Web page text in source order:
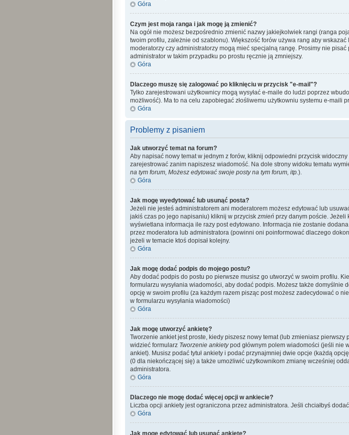
Góra
Czym jest moja ranga i jak mogę ją zmienić?
Na ogół nie możesz bezpośrednio zmienić nazwy jakiejkolwiek rangi (ranga
twoim profilu, zależnie od szablonu). Większość forów używa rang aby
moderatorzy czy administratorzy mogą mieć specjalną rangę. Prosimy nie
administrator w takim przypadku po prostu ręcznie ją zmniejszy.
Góra
Dlaczego muszę się zalogować po kliknięciu w przycisk "e-mail"?
Tylko zarejestrowani użytkownicy mogą wysyłać e-maile do ludzi poprzez
możliwość). Ma to na celu zapobiegać złośliwemu użytkowniu systemu e-maili
Góra
Problemy z pisaniem
Jak utworzyć temat na forum?
Aby napisać nowy temat w jednym z forów, kliknij odpowiedni przycisk
zarejestrować zanim napiszesz wiadomość. Na dole strony widoku tematu
na tym forum, Możesz edytować swoje posty na tym forum, itp.).
Góra
Jak mogę wyedytować lub usunąć posta?
Jeżeli nie jesteś administratorem ani moderatorem możesz edytować lub
jakiś czas po jego napisaniu) kliknij w przycisk zmień przy danym poście. Jeżeli
wyświetlana informacja ile razy post edytowano. Informacja nie zostanie
przez moderatora lub administratora (powinni oni poinformować dlaczego
jeżeli w temacie ktoś dopisał kolejny.
Góra
Jak mogę dodać podpis do mojego postu?
Aby dodać podpis do postu po pierwsze musisz go utworzyć w swoim profilu.
formularzu wysyłania wiadomości, aby dodać podpis. Możesz także
opcję w swoim profilu (za każdym razem pisząc post możesz zadecydować o
w formularzu wysyłania wiadomości)
Góra
Jak mogę utworzyć ankietę?
Tworzenie ankiet jest proste, kiedy piszesz nowy temat (lub zmieniasz
widzieć formularz Tworzenie ankietypod głównym polem wiadomości (jeśli nie
ankiet). Musisz podać tytuł ankiety i podać przynajmniej dwie opcje (każdą
(0 dla niekończącej się) a także umożliwić użytkownikom zmianę wcześniej
administratora.
Góra
Dlaczego nie mogę dodać więcej opcji w ankiecie?
Liczba opcji ankiety jest ograniczona przez administratora. Jeśli chciałbyś
Góra
Jak mogę edytować lub usunąć ankietę?